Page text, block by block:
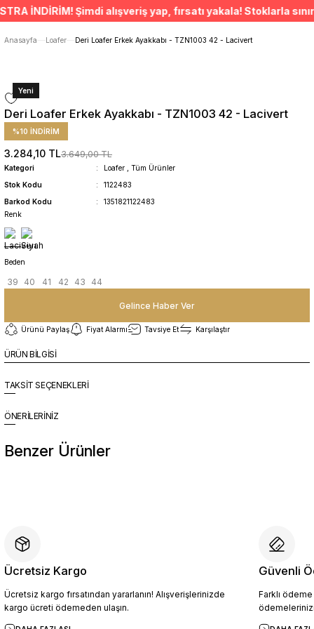
ÜCRETSİZ TESLİMAT İMKANI
SÜRDÜRÜLEBİLİR ÜRÜNLER
Anasayfa
Loafer Deri Loafer Erkek Ayakkabı - TZN1003 42 - Lacivert
Yeni
Deri Loafer Erkek Ayakkabı - TZN1003 42 - Lacivert
%10 İNDİRİM
3.284,10 TL3.649,00 TL
Kategori Loafer
Tüm Ürünler
Stok Kodu
1122483
Barkod Kodu
1351821122483
Renk
Beden
39 40 41 42 43 44
Gelince Haber Ver
Ürünü Paylaş Fiyat Alarmı Tavsiye Et Karşılaştır
ÜRÜN BİLGİSİ
TAKSİT SEÇENEKLERİ
ÖNERİLERİNİZ
Benzer Ürünler
4.454,10 TL
4.949,00 TL
Sepete Ekle
Ücretsiz Kargo
Ücretsiz kargo fırsatından yararlanın! Alışverişlerinizde
kargo ücreti ödemeden ulaşın.
Güvenli
Farklı
İNDİRİM! Şimdi alışveriş yap, fırsatı yakala! Stoklarla